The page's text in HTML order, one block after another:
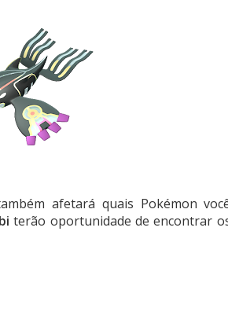
afetará quais Pokémon
terão oportunidade de encontrar